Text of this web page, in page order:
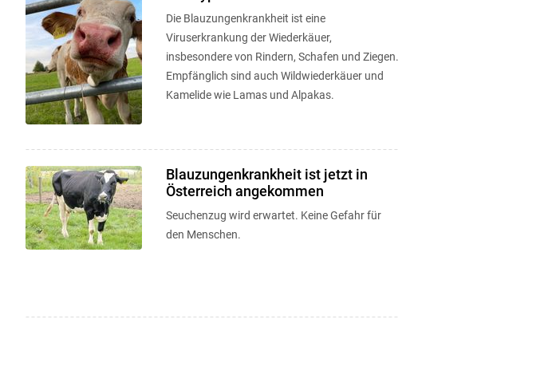
Die Blauzungenkrankheit ist eine
Viruserkrankung der Wiederkäuer,
insbesondere von Rindern, Schafen und Ziegen.
Empfänglich sind auch Wildwiederkäuer und
Kamelide wie Lamas und Alpakas.
Blauzungenkrankheit ist jetzt in
Österreich angekommen
Seuchenzug wird erwartet. Keine Gefahr für
den Menschen.